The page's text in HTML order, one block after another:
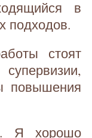
в
подходов.
стоят
повышения
Я хорошо